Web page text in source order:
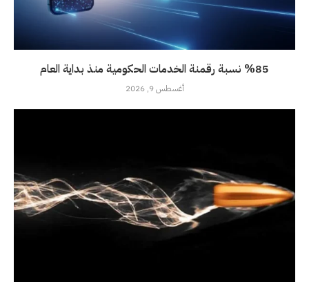
%85 نسبة رقمنة الخدمات الحكومية منذ بداية العام
أغسطس 9, 2026